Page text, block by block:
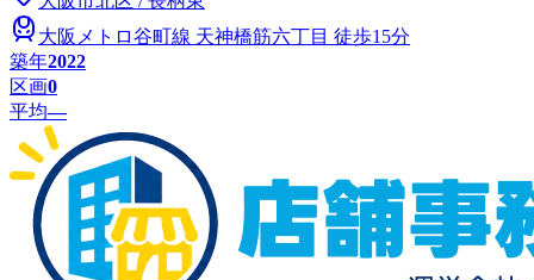
大阪メトロ谷町線 天神橋筋六丁目 徒歩15分
築年2022
区画0
平均—